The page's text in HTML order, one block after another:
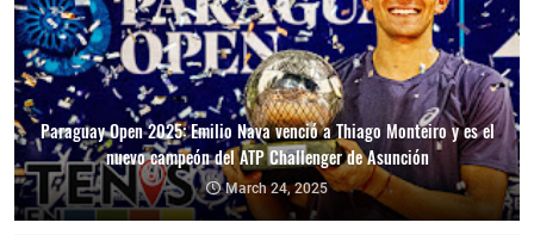
Paraguay Open 2025: Emilio Nava venció a Thiago Monteiro y es el
nuevo campeón del ATP Challenger de Asunción
March 24, 2025
Paraguay Open 2025: Thiago Monteiro vs. Emilio Nava por el título
en el ATP Challenger de Asunción
March 23, 2025